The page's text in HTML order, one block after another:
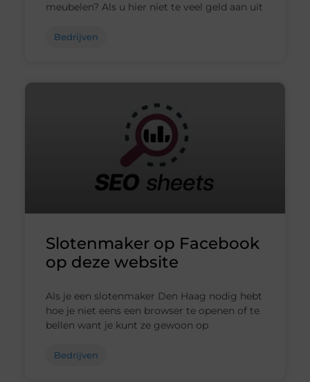
meubelen? Als u hier niet te veel geld aan uit
Bedrijven
Slotenmaker op Facebook
op deze website
Als je een slotenmaker Den Haag nodig hebt
hoe je niet eens een browser te openen of te
bellen want je kunt ze gewoon op
Bedrijven